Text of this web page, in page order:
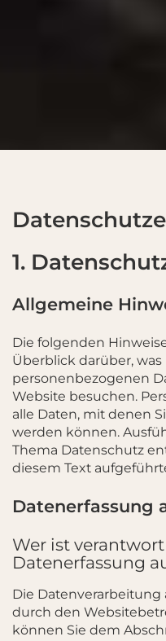
1.
Allgemeine
Die folgenden
Überblick darüber,
personenbezogenen
Website besuchen.
alle Daten, mit denen
werden können.
Thema Datenschutz
diesem Text
Datenerfassung
Wer ist
Datenerfassung
Die Datenverarbeitung
durch den
können Sie dem